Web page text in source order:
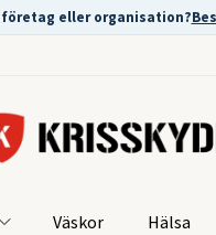
företag eller organisation?
Väskor Hälsa